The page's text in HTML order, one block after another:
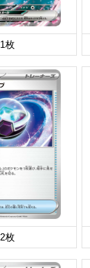
1枚
2枚